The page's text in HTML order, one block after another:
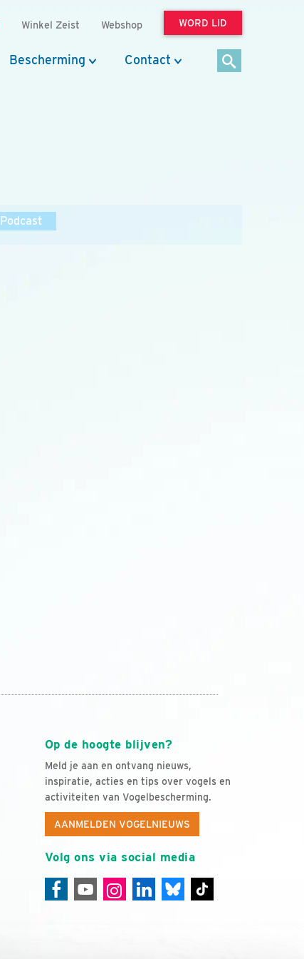
Winkel Zeist Webshop WORD LID
Bescherming Contact
Podcast
Op de hoogte blijven?
Meld je aan en ontvang nieuws,
inspiratie, acties en tips over vogels en
activiteiten van Vogelbescherming.
AANMELDEN VOGELNIEUWS
Volg ons via social media